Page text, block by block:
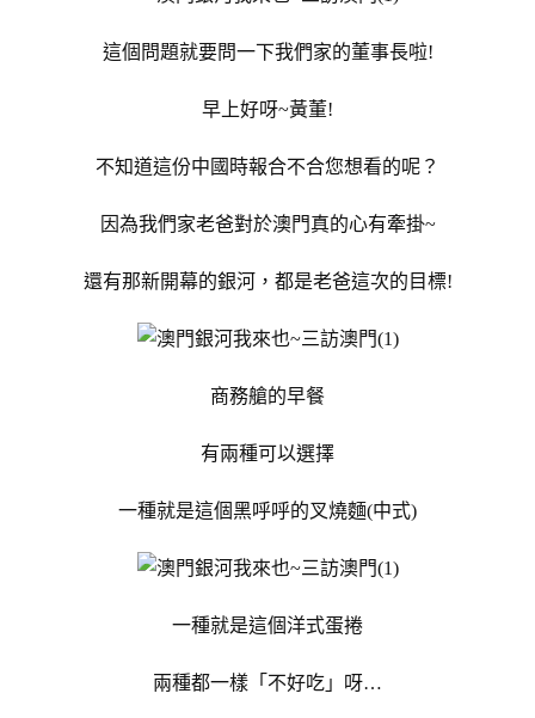
這個問題就要問一下我們家的董事長啦!
早上好呀~黃董!
不知道這份中國時報合不合您想看的呢？
因為我們家老爸對於澳門真的心有牽掛~
還有那新開幕的銀河，都是老爸這次的目標!
商務艙的早餐
有兩種可以選擇
一種就是這個黑呼呼的叉燒麵(中式)
一種就是這個洋式蛋捲
兩種都一樣「不好吃」呀…